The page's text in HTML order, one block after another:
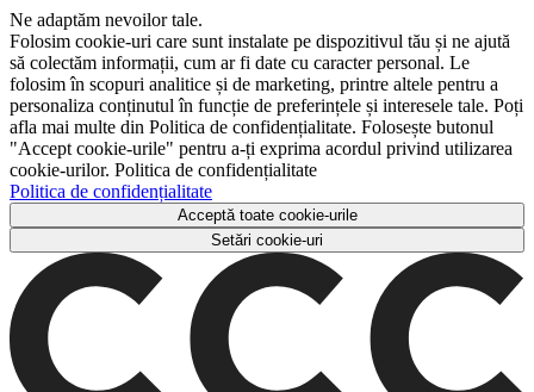
Ne adaptăm nevoilor tale.
Folosim cookie-uri care sunt instalate pe dispozitivul tău și ne ajută
să colectăm informații, cum ar fi date cu caracter personal. Le
folosim în scopuri analitice și de marketing, printre altele pentru a
personaliza conținutul în funcție de preferințele și interesele tale. Poți
afla mai multe din Politica de confidențialitate. Folosește butonul
"Accept cookie-urile" pentru a-ți exprima acordul privind utilizarea
cookie-urilor. Politica de confidențialitate
Politica de confidențialitate
Acceptă toate cookie-urile
Setări cookie-uri